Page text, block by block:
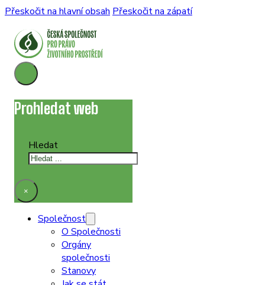
Přeskočit na hlavní obsah Přeskočit na zápatí
Prohledat web
Hledat
×
Společnost
O Společnosti
Orgány
společnosti
Stanovy